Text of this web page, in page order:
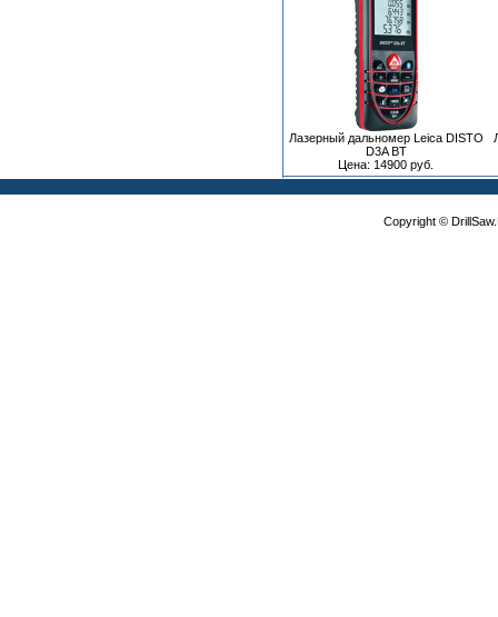
Лазерный дальномер Leica DISTO
D3A BT
Цена: 14900 руб.
Copyright ©